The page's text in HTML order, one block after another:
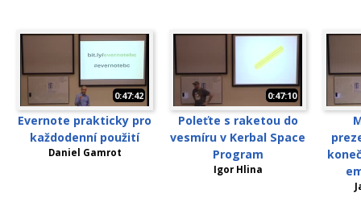
0:47:42
Evernote prakticky pro
každodenní použití
Daniel Gamrot
0:47:10
Poleťte s raketou do
vesmíru v Kerbal Space
Program
Igor Hlina